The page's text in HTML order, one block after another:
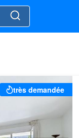
très demandée